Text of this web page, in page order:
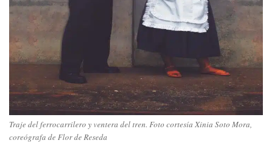
Traje del ferrocarrilero y ventera del tren. Foto cortesía Xinia Soto Mora,
coreógrafa de Flor de Reseda